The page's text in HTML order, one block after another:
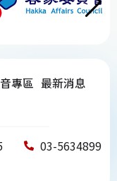
專區 最新消息
03-5634899